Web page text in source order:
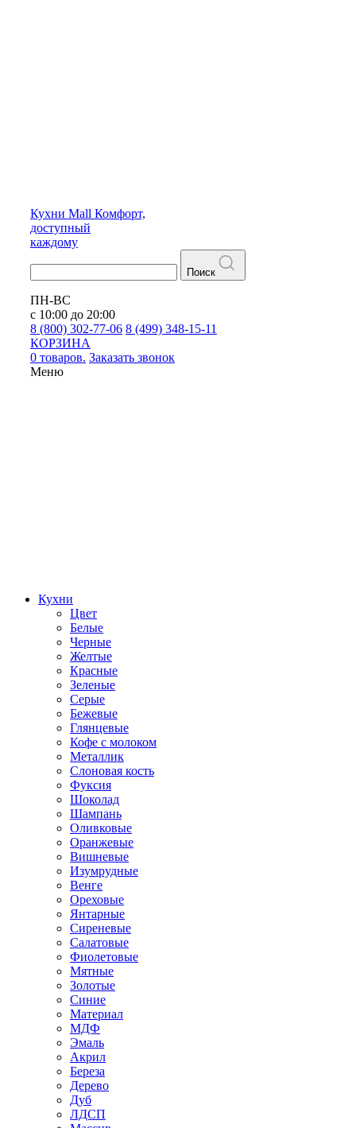
Кухни Mall Комфорт,
доступный
каждому
Поиск
ПН-ВС
с 10:00 до 20:00
8 (800) 302-77-06 8 (499) 348-15-11
КОРЗИНА
0 товаров. Заказать звонок
Меню
Кухни
Цвет
Белые
Черные
Желтые
Красные
Зеленые
Серые
Бежевые
Глянцевые
Кофе с молоком
Металлик
Слоновая кость
Фуксия
Шоколад
Шампань
Оливковые
Оранжевые
Вишневые
Изумрудные
Венге
Ореховые
Янтарные
Сиреневые
Салатовые
Фиолетовые
Мятные
Золотые
Синие
Материал
МДФ
Эмаль
Акрил
Береза
Дерево
Дуб
ЛДСП